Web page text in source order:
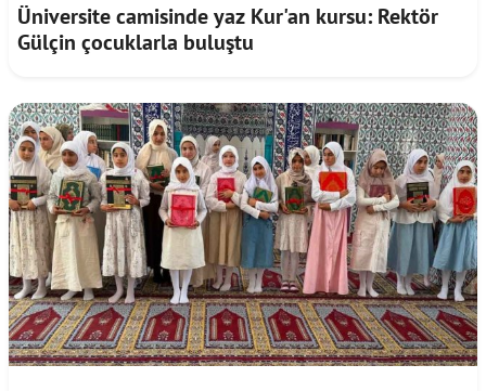
Üniversite camisinde yaz Kur'an kursu: Rektör
Gülçin çocuklarla buluştu